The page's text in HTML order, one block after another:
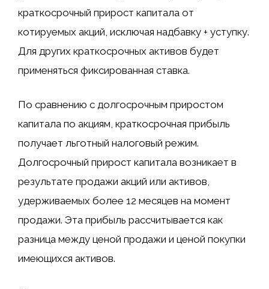
краткосрочный прирост капитала от
котируемых акций, исключая надбавку + уступку.
Для других краткосрочных активов будет
применяться фиксированная ставка.
По сравнению с долгосрочным приростом
капитала по акциям, краткосрочная прибыль
получает льготный налоговый режим.
Долгосрочный прирост капитала возникает в
результате продажи акций или активов,
удерживаемых более 12 месяцев на момент
продажи. Эта прибыль рассчитывается как
разница между ценой продажи и ценой покупки
имеющихся активов.